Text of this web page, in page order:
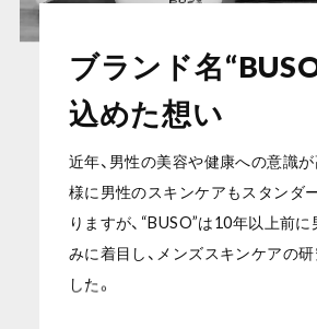
ブランド名
込めた想い
近年、男性の美容や健康への意識
様に男性のスキンケアもスタンダ
りますが、“BUSO”は10年以上前
みに着目し、メンズスキンケアの
した。